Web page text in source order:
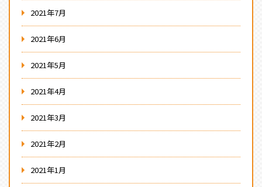
2021年7月
2021年6月
2021年5月
2021年4月
2021年3月
2021年2月
2021年1月